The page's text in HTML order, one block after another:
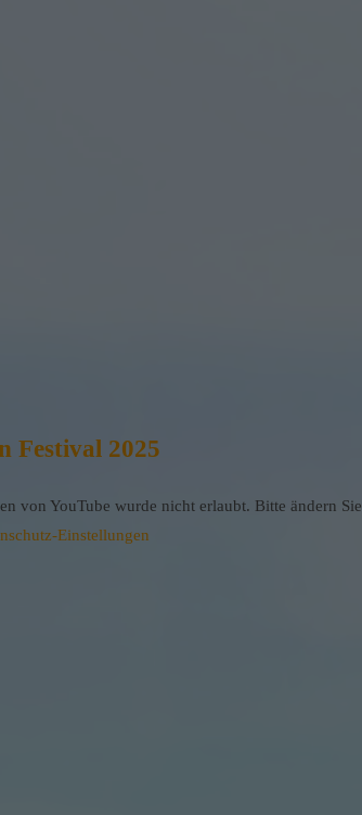
Festival 2025
von YouTube wurde nicht erlaubt. Bitte ändern Sie
Einstellungen